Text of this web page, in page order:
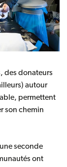
des donateurs
autour
permettent
son chemin
seconde
ont